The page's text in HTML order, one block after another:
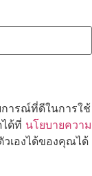
ารณ์ที่ดีในการใช้
ด้ที่ นโยบายความ
เองได้ของคุณได้